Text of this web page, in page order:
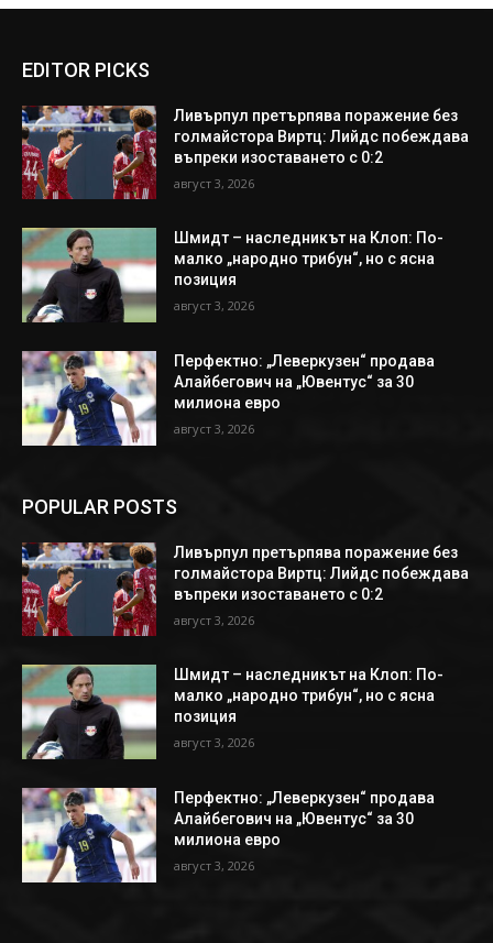
EDITOR PICKS
Ливърпул претърпява поражение без
голмайстора Виртц: Лийдс побеждава
въпреки изоставането с 0:2
август 3, 2026
Шмидт – наследникът на Клоп: По-
малко „народно трибун“, но с ясна
позиция
август 3, 2026
Перфектно: „Леверкузен“ продава
Алайбегович на „Ювентус“ за 30
милиона евро
август 3, 2026
POPULAR POSTS
Ливърпул претърпява поражение без
голмайстора Виртц: Лийдс побеждава
въпреки изоставането с 0:2
август 3, 2026
Шмидт – наследникът на Клоп: По-
малко „народно трибун“, но с ясна
позиция
август 3, 2026
Перфектно: „Леверкузен“ продава
Алайбегович на „Ювентус“ за 30
милиона евро
август 3, 2026